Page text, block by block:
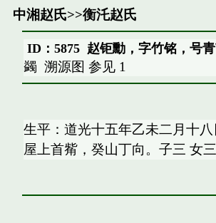
中湘赵氏>>衡汑赵氏
ID：5875 赵钜勳，字竹铭，号
蠲 溯源图 参见 1
生平：道光十五年乙未二月十
屋上首觜，癸山丁向。子三 女三